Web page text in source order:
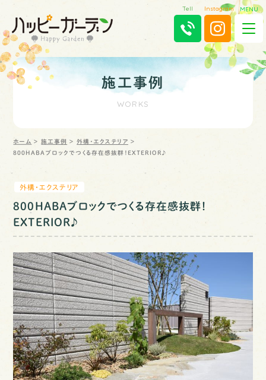
Tell Instagram MENU
ホーム
よくあるご質問
外構・エクステリア
ガーデンリフォーム
費用の目安
外構・エクステリア
お庭・ガーデン
ガーデンリフォーム
施工事例
WORKS
ホーム ＞施工事例 ＞外構・エクステリア ＞
800HABAブロックでつくる存在感抜群！EXTERIOR♪
外構・エクステリア
800HABAブロックでつくる存在感抜群！
EXTERIOR♪